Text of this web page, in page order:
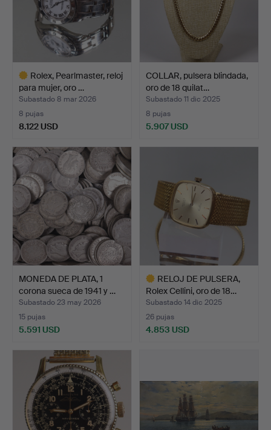
Rolex, Pearlmaster, reloj
para mujer, oro …
Subastado 8 mar 2026
8 pujas
8.122 USD
seleccionado
COLLAR, pulsera blindada,
oro de 18 quilat…
Subastado 11 dic 2025
8 pujas
5.907 USD
MONEDA DE PLATA, 1
corona sueca de 1941 y …
Subastado 23 may 2026
15 pujas
5.591 USD
RELOJ DE PULSERA,
Rolex Cellini, oro de 18…
Subastado 14 dic 2025
26 pujas
4.853 USD